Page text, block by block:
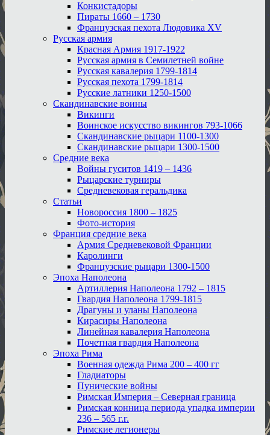
Конкистадоры
Пираты 1660 – 1730
Французская пехота Людовика XV
Русская армия
Красная Армия 1917-1922
Русская армия в Семилетней войне
Русская кавалерия 1799-1814
Русская пехота 1799-1814
Русские латники 1250-1500
Скандинавские воины
Викинги
Воинское искусство викингов 793-1066
Скандинавские рыцари 1100-1300
Скандинавские рыцари 1300-1500
Средние века
Войны гуситов 1419 – 1436
Рыцарские турниры
Средневековая геральдика
Статьи
Новороссия 1800 – 1825
Фото-история
Франция средние века
Армия Средневековой Франции
Каролинги
Французские рыцари 1300-1500
Эпоха Наполеона
Артиллерия Наполеона 1792 – 1815
Гвардия Наполеона 1799-1815
Драгуны и уланы Наполеона
Кирасиры Наполеона
Линейная кавалерия Наполеона
Почетная гвардия Наполеона
Эпоха Рима
Военная одежда Рима 200 – 400 гг
Гладиаторы
Пунические войны
Римская Империя – Северная граница
Римская конница периода упадка империи
236 – 565 г.г.
Римские легионеры